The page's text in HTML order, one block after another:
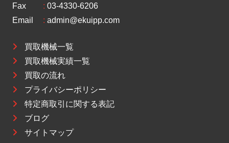
Fax
: 03-4330-6206
Email
: admin@ekuipp.com
買取機械一覧
買取機械実績一覧
買取の流れ
プライバシーポリシー
特定商取引に関する表記
ブログ
サイトマップ